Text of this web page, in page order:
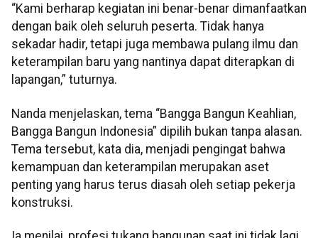
“Kami berharap kegiatan ini benar-benar dimanfaatkan
dengan baik oleh seluruh peserta. Tidak hanya
sekadar hadir, tetapi juga membawa pulang ilmu dan
keterampilan baru yang nantinya dapat diterapkan di
lapangan,” tuturnya.
Nanda menjelaskan, tema “Bangga Bangun Keahlian,
Bangga Bangun Indonesia” dipilih bukan tanpa alasan.
Tema tersebut, kata dia, menjadi pengingat bahwa
kemampuan dan keterampilan merupakan aset
penting yang harus terus diasah oleh setiap pekerja
konstruksi.